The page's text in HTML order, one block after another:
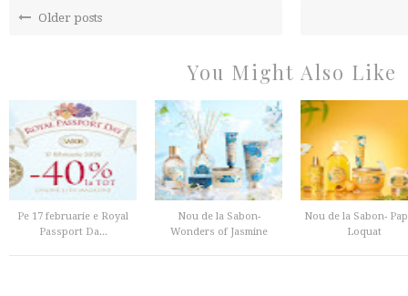
Older posts
You Might Also Like
Pe 17 februarie e Royal
Passport Da...
Nou de la Sabon-
Wonders of Jasmine
Nou de la Sabon-
Loquat